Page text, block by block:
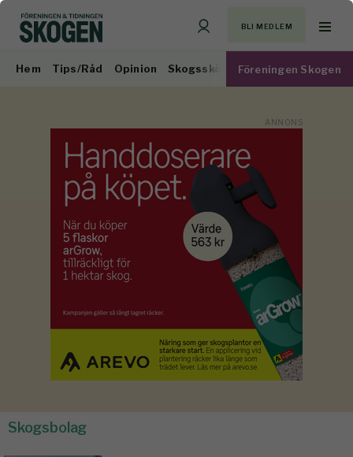
BLI MEDLEM
Hem Tips/Råd Opinion Skogsskötsel Virkesmarknad
Föreningen Skogen
Skogsbolag